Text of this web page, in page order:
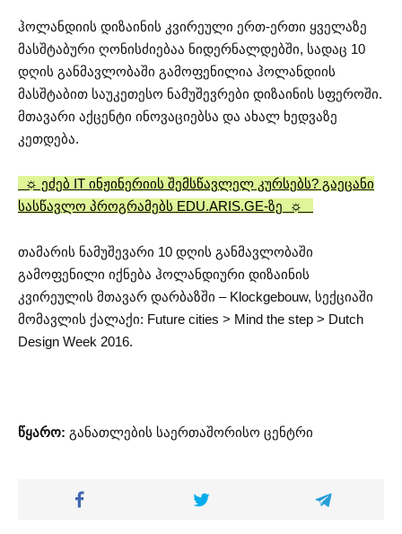
ჰოლანდიის დიზაინის კვირეული ერთ-ერთი ყველაზე
მასშტაბური ღონისძიებაა ნიდერნალდებში, სადაც 10
დღის განმავლობაში გამოფენილია ჰოლანდიის
მასშტაბით საუკეთესო ნამუშევრები დიზაინის სფეროში.
მთავარი აქცენტი ინოვაციებსა და ახალ ხედვაზე
კეთდება.
☼ ეძებ IT ინჟინერიის შემსწავლელ კურსებს? გაეცანი
სასწავლო პროგრამებს EDU.ARIS.GE-ზე ☼
თამარის ნამუშევარი 10 დღის განმავლობაში
გამოფენილი იქნება ჰოლანდიური დიზაინის
კვირეულის მთავარ დარბაზში – Klockgebouw, სექციაში
მომავლის ქალაქი: Future cities > Mind the step > Dutch
Design Week 2016.
წყარო: განათლების საერთაშორისო ცენტრი